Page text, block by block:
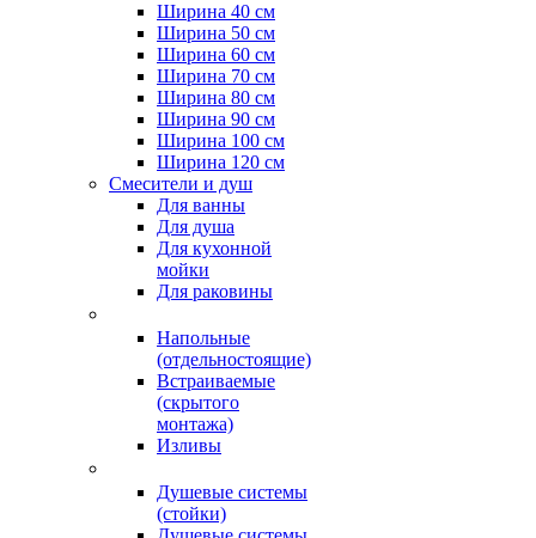
Ширина 40 см
Ширина 50 см
Ширина 60 см
Ширина 70 см
Ширина 80 см
Ширина 90 см
Ширина 100 см
Ширина 120 см
Смесители и душ
Для ванны
Для душа
Для кухонной
мойки
Для раковины
Напольные
(отдельностоящие)
Встраиваемые
(скрытого
монтажа)
Изливы
Душевые системы
(стойки)